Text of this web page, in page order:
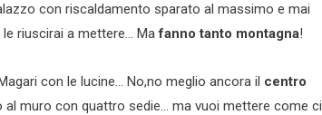
con riscaldamento sparato al massimo e mai
le riuscirai a mettere… Mafanno tanto montagna!
con le lucine… No,no meglio ancora il centro
muro con quattro sedie… ma vuoi mettere come ci